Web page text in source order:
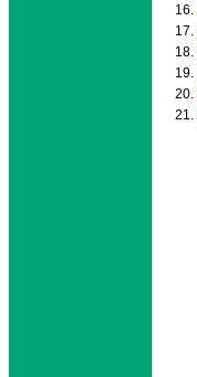
16.
17.
18.
19.
20.
21.